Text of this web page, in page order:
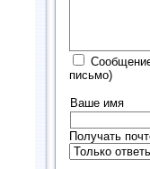
письмо)
Ваше имя
Получать